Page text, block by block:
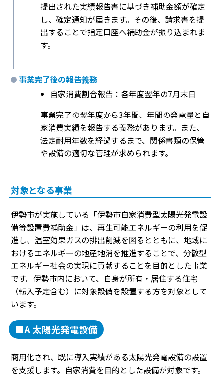
提出された実績報告書に基づき補助金額が確定
し、確定通知が届きます。その後、請求書を提
出することで指定口座へ補助金が振り込まれま
す。
事業完了後の報告義務
自家消費割合報告：各年度翌年の7月末日
事業完了の翌年度から3年間、年間の発電量と自
家消費実績を報告する義務があります。また、
法定耐用年数を経過するまで、関係書類の保管
や設備の適切な管理が求められます。
対象となる事業
伊勢市が実施している「伊勢市自家消費型太陽光発電設
備等設置費補助金」は、再生可能エネルギーの利用を促
進し、温室効果ガスの排出削減を図るとともに、地域に
おけるエネルギーの地産地消を推進することで、分散型
エネルギー社会の実現に貢献することを目的とした事業
です。伊勢市内において、自身が所有・居住する住宅
（転入予定含む）に対象設備を設置する方を対象として
います。
■A 太陽光発電設備
商用化され、既に導入実績がある太陽光発電設備の設置
を支援します。自家消費を目的とした設備が対象です。